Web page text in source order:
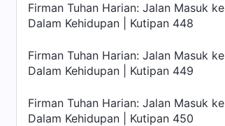
Firman Tuhan Harian: Jalan Masuk ke
Dalam Kehidupan | Kutipan 448
Firman Tuhan Harian: Jalan Masuk ke
Dalam Kehidupan | Kutipan 449
Firman Tuhan Harian: Jalan Masuk ke
Dalam Kehidupan | Kutipan 450